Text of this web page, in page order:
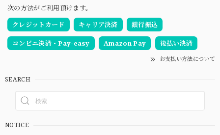
次の方法がご利用頂けます。
クレジットカード
キャリア決済 銀行振込
コンビニ決済・Pay-easy Amazon Pay 後払い決済
お支払い方法について
SEARCH
NOTICE